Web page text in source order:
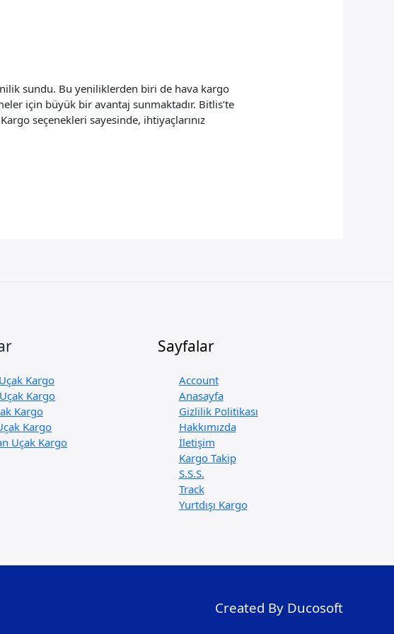
sundu. Bu yeniliklerden biri de hava kargo
için büyük bir avantaj sunmaktadır. Bitlis’te
seçenekleri sayesinde, ihtiyaçlarınız
Kargo
Kargo
Kargo
Kargo
Uçak Kargo
Sayfalar
Account
Anasayfa
Gizlilik Politikası
Hakkımızda
İletişim
Kargo Takip
S.S.S.
Track
Yurtdışı Kargo
Created By Ducosoft